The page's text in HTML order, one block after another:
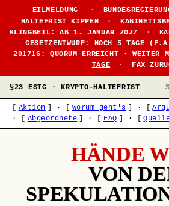
EILMELDUNG ·
HALTEFRIST KIPPEN
·
KLINGBEIL: AB 1. JANUAR 2027
·
GESETZENTWURF: NOCH 5 TAGE
201716: QUORUM ERREICHT · WEITER
TAGE
· FAX
§23 ESTG · KRYPTO-HALTEFRIST
Aktion · Worum geht's ·
·
Abgeordnete · FAQ ·
HÄNDE
VON